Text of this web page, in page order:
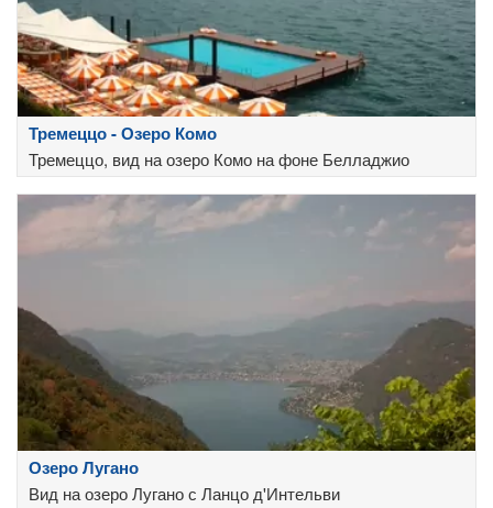
Тремеццо - Озеро Комо
Тремеццо, вид на озеро Комо на фоне Белладжио
Озеро Лугано
Вид на озеро Лугано с Ланцо д'Интельви